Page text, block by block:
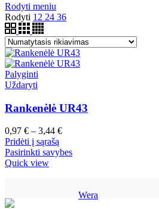
Rodyti meniu
Rodyti 12 24 36
Palyginti
Uždaryti
Rankenėlė UR43
0,97 € – 3,44 €Price
0,97 €
Pridėti į sąrašą
Pasirinkti savybes
Quick view
Wera